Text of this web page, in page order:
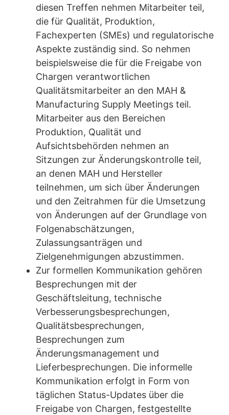
diesen Treffen nehmen Mitarbeiter teil,
die für Qualität, Produktion,
Fachexperten (SMEs) und regulatorische
Aspekte zuständig sind. So nehmen
beispielsweise die für die Freigabe von
Chargen verantwortlichen
Qualitätsmitarbeiter an den MAH &
Manufacturing Supply Meetings teil.
Mitarbeiter aus den Bereichen
Produktion, Qualität und
Aufsichtsbehörden nehmen an
Sitzungen zur Änderungskontrolle teil,
an denen MAH und Hersteller
teilnehmen, um sich über Änderungen
und den Zeitrahmen für die Umsetzung
von Änderungen auf der Grundlage von
Folgenabschätzungen,
Zulassungsanträgen und
Zielgenehmigungen abzustimmen.
Zur formellen Kommunikation gehören
Besprechungen mit der
Geschäftsleitung, technische
Verbesserungsbesprechungen,
Qualitätsbesprechungen,
Besprechungen zum
Änderungsmanagement und
Lieferbesprechungen. Die informelle
Kommunikation erfolgt in Form von
täglichen Status-Updates über die
Freigabe von Chargen, festgestellte